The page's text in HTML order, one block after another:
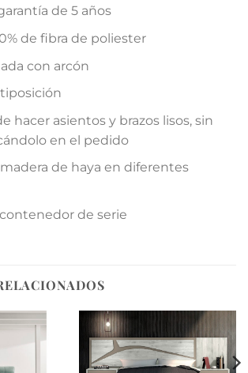
de 5 años
de fibra de poliester
con arcón
hacer asientos y brazos lisos, sin
en el pedido
de haya en diferentes
de serie